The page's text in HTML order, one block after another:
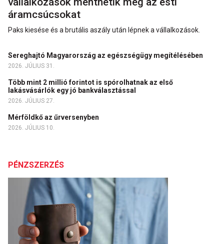
áramcsúcsokat
Paks kiesése és a brutális aszály után lépnek a vállalkozások.
Sereghajtó Magyarország az egészségügy megítélésében
2026. JÚLIUS 31.
Több mint 2 millió forintot is spórolhatnak az első
lakásvásárlók egy jó bankválasztással
2026. JÚLIUS 27.
Mérföldkő az űrversenyben
2026. JÚLIUS 10.
PÉNZSZERZÉS